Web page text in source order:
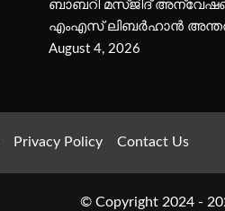
ബാബറി മസ്ജിദ് അന്വേഷണ
എംഎസ് ലിബര്‍ഹാന്‍
August 4, 2026
Privacy Policy Contact Us
© Copyright 2024 -